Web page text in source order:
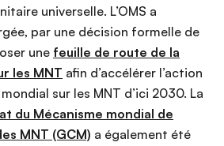
universelle. L’OMS a
par une décision formelle de
une feuille de route de la
les MNT afin d’accélérer l’action
sur les MNT d’ici 2030. La
du Mécanisme mondial de
MNT (GCM) a également été